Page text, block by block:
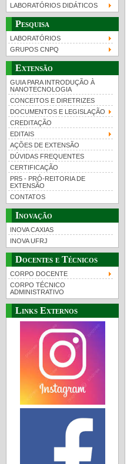
LABORATÓRIOS DIDÁTICOS
Pesquisa
LABORATÓRIOS
GRUPOS CNPQ
Extensão
GUIA PARA INTRODUÇÃO À
NANOTECNOLOGIA
CONCEITOS E DIRETRIZES
DOCUMENTOS E LEGISLAÇÃO
CREDITAÇÃO
EDITAIS
AÇÕES DE EXTENSÃO
DÚVIDAS FREQUENTES
CERTIFICAÇÃO
PR5 - PRÓ-REITORIA DE
EXTENSÃO
CONTATOS
Inovação
INOVA CAXIAS
INOVA UFRJ
Docentes e Técnicos
CORPO DOCENTE
CORPO TÉCNICO
ADMINISTRATIVO
Links Externos